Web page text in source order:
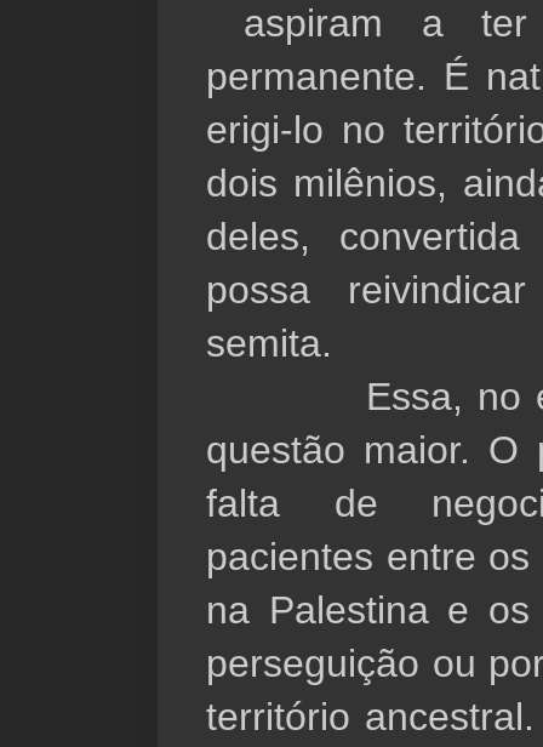
aspiram a ter
permanente. É
erigi-lo no
dois milênios,
deles,
possa
semita.
Essa, no
questão maior. O
falta de
pacientes entre
na Palestina e
perseguição ou
território